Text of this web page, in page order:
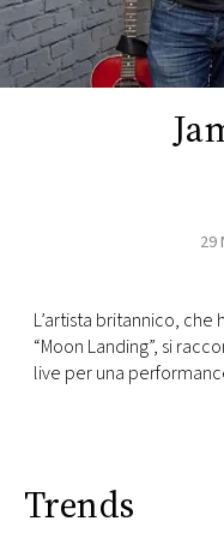
FOTO
TV
RMC
29
L’artista britannico,
“Moon Landing”, si
live per una
Trends